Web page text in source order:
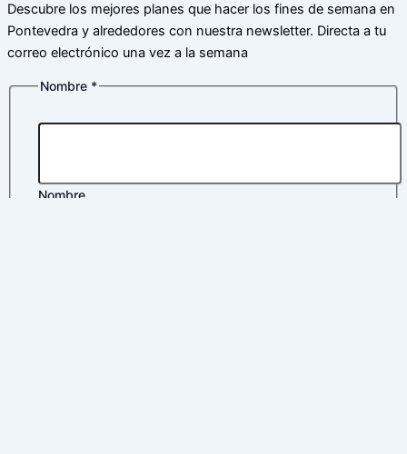
Descubre los mejores planes que hacer los fines de semana en
Pontevedra y alrededores con nuestra newsletter. Directa a tu
correo electrónico una vez a la semana
Nombre *
Nombre